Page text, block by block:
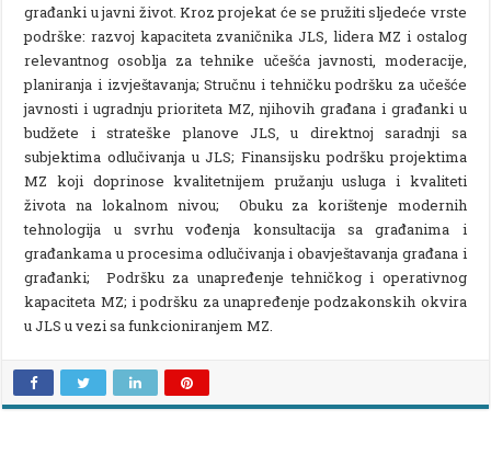
građanki u javni život. Kroz projekat će se pružiti sljedeće vrste
podrške: razvoj kapaciteta zvaničnika JLS, lidera MZ i ostalog
relevantnog osoblja za tehnike učešća javnosti, moderacije,
planiranja i izvještavanja; Stručnu i tehničku podršku za učešće
javnosti i ugradnju prioriteta MZ, njihovih građana i građanki u
budžete i strateške planove JLS, u direktnoj saradnji sa
subjektima odlučivanja u JLS; Finansijsku podršku projektima
MZ koji doprinose kvalitetnijem pružanju usluga i kvaliteti
života na lokalnom nivou; Obuku za korištenje modernih
tehnologija u svrhu vođenja konsultacija sa građanima i
građankama u procesima odlučivanja i obavještavanja građana i
građanki; Podršku za unapređenje tehničkog i operativnog
kapaciteta MZ; i podršku za unapređenje podzakonskih okvira
u JLS u vezi sa funkcioniranjem MZ.